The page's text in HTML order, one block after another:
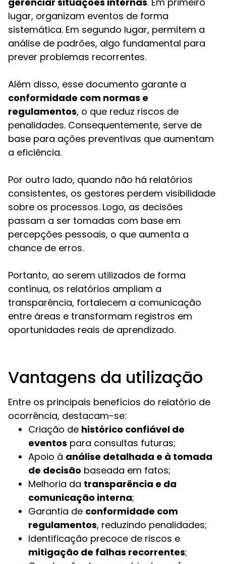
lugar, organizam eventos de forma
sistemática. Em segundo lugar, permitem a
análise de padrões, algo fundamental para
prever problemas recorrentes.
Além disso, esse documento garante a
conformidade com normas e
regulamentos, o que reduz riscos de
penalidades. Consequentemente, serve de
base para ações preventivas que aumentam
a eficiência.
Por outro lado, quando não há relatórios
consistentes, os gestores perdem visibilidade
sobre os processos. Logo, as decisões
passam a ser tomadas com base em
percepções pessoais, o que aumenta a
chance de erros.
Portanto, ao serem utilizados de forma
contínua, os relatórios ampliam a
transparência, fortalecem a comunicação
entre áreas e transformam registros em
oportunidades reais de aprendizado.
Vantagens da utilização
Entre os principais benefícios do relatório de
ocorrência, destacam-se:
Criação de histórico confiável de
eventos para consultas futuras;
Apoio à análise detalhada e à tomada
de decisão baseada em fatos;
Melhoria da transparência e da
comunicação interna;
Garantia de conformidade com
regulamentos, reduzindo penalidades;
Identificação precoce de riscos e
mitigação de falhas recorrentes;